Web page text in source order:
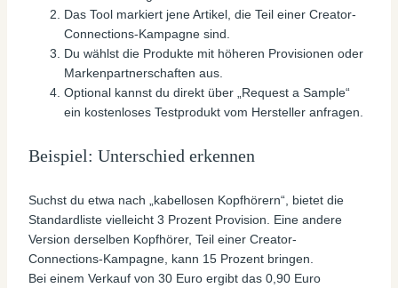
Das Tool markiert jene Artikel, die Teil einer Creator-
Connections-Kampagne sind.
Du wählst die Produkte mit höheren Provisionen oder
Markenpartnerschaften aus.
Optional kannst du direkt über „Request a Sample“
ein kostenloses Testprodukt vom Hersteller anfragen.
Beispiel: Unterschied erkennen
Suchst du etwa nach „kabellosen Kopfhörern“, bietet die
Standardliste vielleicht 3 Prozent Provision. Eine andere
Version derselben Kopfhörer, Teil einer Creator-
Connections-Kampagne, kann 15 Prozent bringen.
Bei einem Verkauf von 30 Euro ergibt das 0,90 Euro